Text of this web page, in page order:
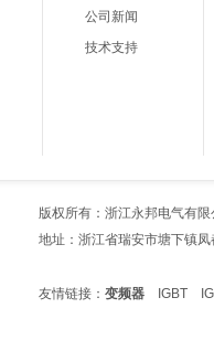
公司新闻
技术支持
版权所有：浙江永邦电气有
地址：浙江省瑞安市塘下镇
友情链接： 变频器 IGBT